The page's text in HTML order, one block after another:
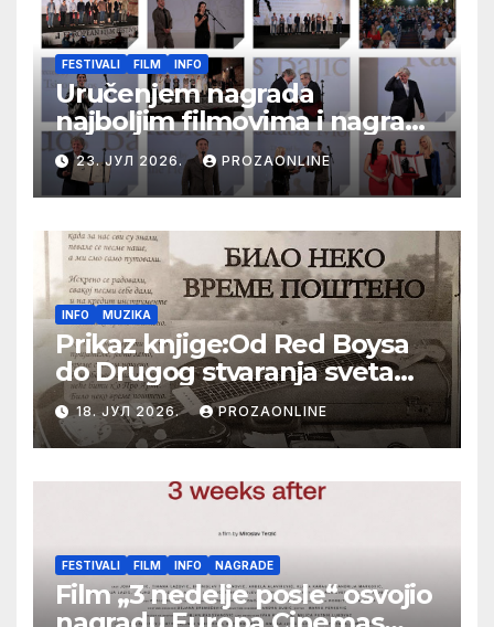
FESTIVALI FILM INFO
Uručenjem nagrada
najboljim filmovima i nagrade
„Aleksandar Lifka“ Radošu
Bajiću svečano zatvoren 33.
Festival evropskog filma Palić
23. ЈУЛ 2026. PROZAONLINE
INFO MUZIKA
Prikaz knjige:Od Red Boysa
do Drugog stvaranja sveta
(bilo neko vreme pošteno)
(autor- Zlatomira Sremca,
Botoš 2022. godine,
samizdat)
18. ЈУЛ 2026. PROZAONLINE
FESTIVALI FILM INFO NAGRADE
Film „3 nedelje posle“ osvojio